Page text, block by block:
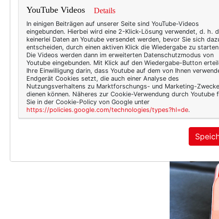
YouTube Videos Details
In einigen Beiträgen auf unserer Seite sind YouTube-Videos
eingebunden. Hierbei wird eine 2-Klick-Lösung verwendet, d. h.
keinerlei Daten an Youtube versendet werden, bevor Sie sich
entscheiden, durch einen aktiven Klick die Wiedergabe zu
Die Videos werden dann im erweiterten Datenschutzmodus von
Youtube eingebunden. Mit Klick auf den Wiedergabe-Button
Ihre Einwilligung darin, dass Youtube auf dem von Ihnen
Endgerät Cookies setzt, die auch einer Analyse des
Nutzungsverhaltens zu Marktforschungs- und Marketing-
dienen können. Näheres zur Cookie-Verwendung durch Youtube
Sie in der Cookie-Policy von Google unter
https://policies.google.com/technologies/types?hl=de.